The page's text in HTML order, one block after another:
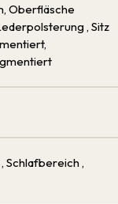
Oberfläsche
, Sitz
, Schlafbereich ,